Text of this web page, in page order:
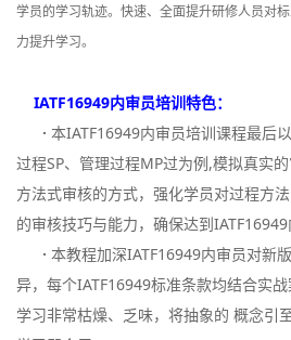
学员的学习轨迹。快速、全面提升研修人员对
力提升学习。
IATF16949内审员培训特色：
· 本IATF16949内审员培训课程最后
过程SP、管理过程MP过为例,模拟真实
方法式审核的方式，强化学员对过程方
的审核技巧与能力，确保达到IATF16949
· 本教程加深IATF16949内审员对新
异，每个IATF16949标准条款均结合实
学习非常枯燥、乏味，将抽象的 概念引